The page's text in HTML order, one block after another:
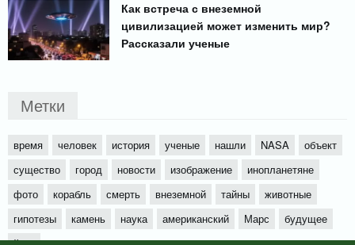
Как встреча с внеземной
цивилизацией может изменить мир?
Рассказали ученые
Метки
время человек история ученые нашли NASA
объект
существо
город новости изображение
инопланетяне
фото
корабль смерть внеземной тайны
животные
гипотезы
камень наука американский Марс
будущее